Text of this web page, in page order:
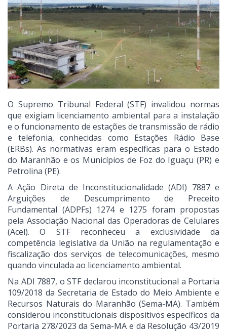
O Supremo Tribunal Federal (STF) invalidou normas
que exigiam licenciamento ambiental para a instalação
e o funcionamento de estações de transmissão de rádio
e telefonia, conhecidas como Estações Rádio Base
(ERBs). As normativas eram específicas para o Estado
do Maranhão e os Municípios de Foz do Iguaçu (PR) e
Petrolina (PE).
A Ação Direta de Inconstitucionalidade (ADI) 7887 e
Arguições de Descumprimento de Preceito
Fundamental (ADPFs) 1274 e 1275 foram propostas
pela Associação Nacional das Operadoras de Celulares
(Acel). O STF reconheceu a exclusividade da
competência legislativa da União na regulamentação e
fiscalização dos serviços de telecomunicações, mesmo
quando vinculada ao licenciamento ambiental.
Na ADI 7887, o STF declarou inconstitucional a Portaria
109/2018 da Secretaria de Estado do Meio Ambiente e
Recursos Naturais do Maranhão (Sema-MA). Também
considerou inconstitucionais dispositivos específicos da
Portaria 278/2023 da Sema-MA e da Resolução 43/2019